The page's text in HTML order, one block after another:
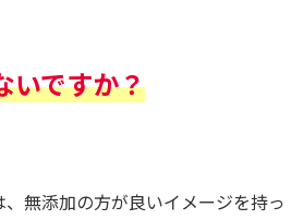
いですか？
無添加の方が良いイメージを持っ